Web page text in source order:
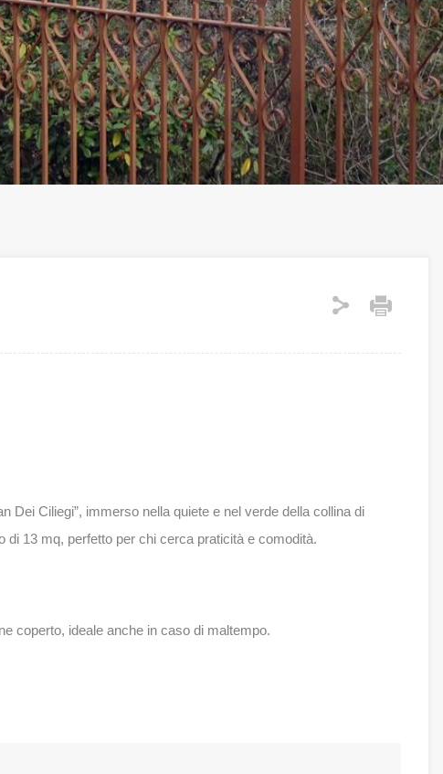
Dei Ciliegi”, immerso nella quiete e nel verde della collina di
di 13 mq, perfetto per chi cerca praticità e comodità.
coperto, ideale anche in caso di maltempo.